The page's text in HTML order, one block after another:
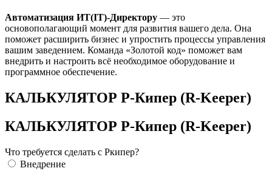
Автоматизация ИТ(IT)-Директору — это
основополагающий момент для развития вашего дела. Она
поможет расширить бизнес и упростить процессы управления
вашим заведением. Команда «Золотой код» поможет вам
внедрить и настроить всё необходимое оборудование и
программное обеспечение.
КАЛЬКУЛЯТОР Р-Кипер (R-Keeper)
КАЛЬКУЛЯТОР Р-Кипер (R-Keeper)
Что требуется сделать с Ркипер?
Внедрение